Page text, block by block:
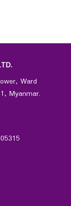
Ward
Myanmar.